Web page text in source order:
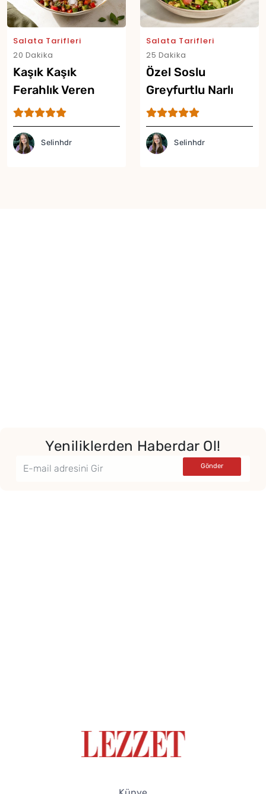
Salata Tarifleri
20 Dakika
Kaşık Kaşık
Ferahlık Veren
Buzlu Salata Tarifi
Selinhdr
Salata Tarifleri
25 Dakika
Özel Soslu
Greyfurtlu Narlı
Salata Tarifi
Selinhdr
Yeniliklerden Haberdar Ol!